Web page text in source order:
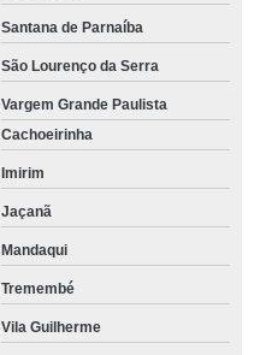
Santana de Parnaíba
São Lourenço da Serra
Vargem Grande Paulista
Cachoeirinha
Imirim
Jaçanã
Mandaqui
Tremembé
Vila Guilherme